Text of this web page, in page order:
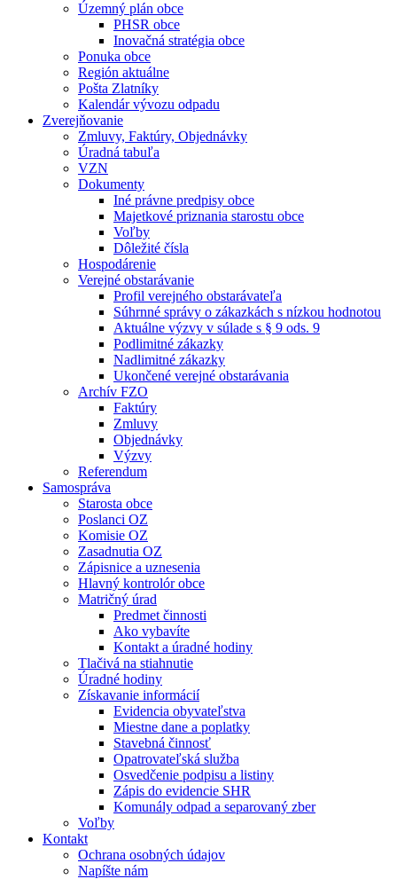
Územný plán obce
PHSR obce
Inovačná stratégia obce
Ponuka obce
Región aktuálne
Pošta Zlatníky
Kalendár vývozu odpadu
Zverejňovanie
Zmluvy, Faktúry, Objednávky
Úradná tabuľa
VZN
Dokumenty
Iné právne predpisy obce
Majetkové priznania starostu obce
Voľby
Dôležité čísla
Hospodárenie
Verejné obstarávanie
Profil verejného obstarávateľa
Súhrnné správy o zákazkách s nízkou hodnotou
Aktuálne výzvy v súlade s § 9 ods. 9
Podlimitné zákazky
Nadlimitné zákazky
Ukončené verejné obstarávania
Archív FZO
Faktúry
Zmluvy
Objednávky
Výzvy
Referendum
Samospráva
Starosta obce
Poslanci OZ
Komisie OZ
Zasadnutia OZ
Zápisnice a uznesenia
Hlavný kontrolór obce
Matričný úrad
Predmet činnosti
Ako vybavíte
Kontakt a úradné hodiny
Tlačivá na stiahnutie
Úradné hodiny
Získavanie informácií
Evidencia obyvateľstva
Miestne dane a poplatky
Stavebná činnosť
Opatrovateľská služba
Osvedčenie podpisu a listiny
Zápis do evidencie SHR
Komunály odpad a separovaný zber
Voľby
Kontakt
Ochrana osobných údajov
Napíšte nám